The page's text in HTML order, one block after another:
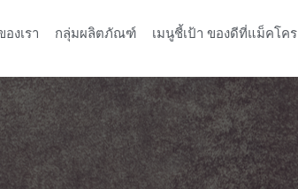
งเรา กลุ่มผลิตภัณฑ์ เมนูชี้เป้า ของดีที่แม็คโคร